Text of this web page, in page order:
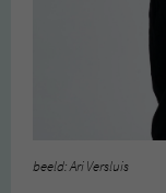
beeld: Ari Versluis